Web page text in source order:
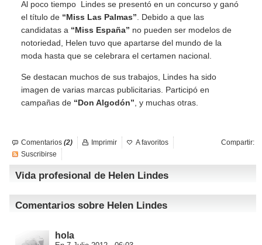
Al poco tiempo Lindes se presentó en un concurso y ganó
el título de “Miss Las Palmas” . Debido a que las
candidatas a “Miss España” no pueden ser modelos de
notoriedad, Helen tuvo que apartarse del mundo de la
moda hasta que se celebrara el certamen nacional.
Se destacan muchos de sus trabajos, Lindes ha sido
imagen de varias marcas publicitarias. Participó en
campañas de “Don Algodón” , y muchas otras.
Comentarios (2) Compartir:
Imprimir
A favoritos
Suscribirse
Vida profesional de Helen Lindes
Comentarios sobre Helen Lindes
hola